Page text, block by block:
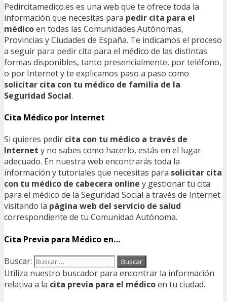
Pedircitamedico.es es una web que te ofrece toda la
información que necesitas para pedir cita para el
médicoen todas las Comunidades Autónomas,
Provincias y Ciudades de España. Te indicamos el proceso
a seguir para pedir cita para el médico de las distintas
formas disponibles, tanto presencialmente, por teléfono,
o por Internet y te explicamos paso a paso como
solicitar cita con tu médico de familia de la
Seguridad Social.
Cita Médico por Internet
Si quieres pedir cita con tu médico a través de
Internet y no sabes como hacerlo, estás en el lugar
adecuado. En nuestra web encontrarás toda la
información y tutoriales que necesitas para solicitar cita
con tu médico de cabecera online y gestionar tu cita
para el médico de la Seguridad Social a través de Internet
visitando la página web del servicio de salud
correspondiente de tu Comunidad Autónoma.
Cita Previa para Médico en…
Buscar:
Utiliza nuestro buscador para encontrar la información
relativa a la cita previa para el médicoen tu ciudad.